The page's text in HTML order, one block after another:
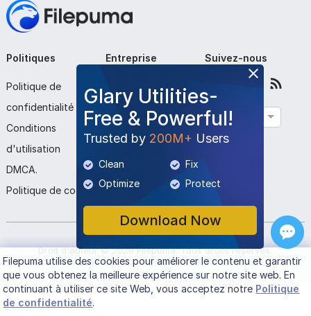
Glary Utilities-
Free & Powerful!
Trusted by 200M+ Users
Clean
Fix
Optimize
Protect
Download Now
Politiques
Politique de
confidentialité
Conditions
d'utilisation
DMCA.
Politique de cookies
Entreprise
À propos de nous
Contactez-nous
Soumettre le
programme
Suivez-nous
Français
Droit d'auteur ©2026 Filepuma. Tous droits réservés.
Filepumautilise des cookies pour améliorer le contenu et garantir
que vous obtenez la meilleure expérience sur notre site web. En
continuant à utiliser ce site Web, vous acceptez notre Politique
de confidentialité.